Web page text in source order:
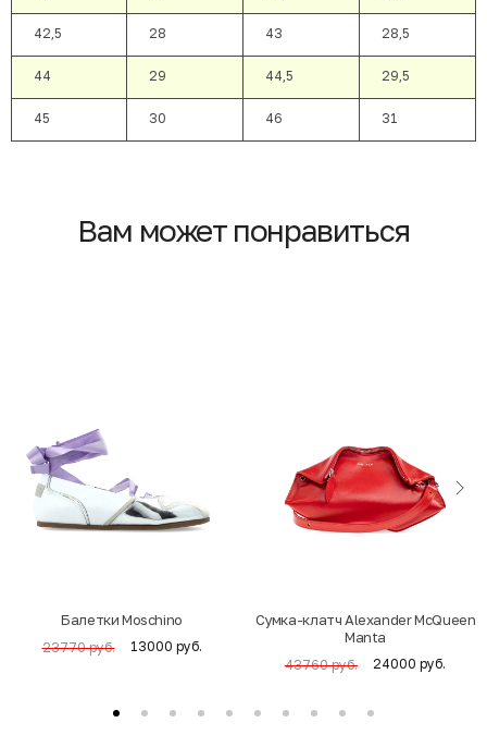
42,5 28 43 28,5
44 29 44,5 29,5
45 30 46 31
Вам может понравиться
Балетки Moschino
23770 руб. 13000 руб.
Cумка-клатч Alexander McQueen
Manta
43760 руб. 24000 руб.